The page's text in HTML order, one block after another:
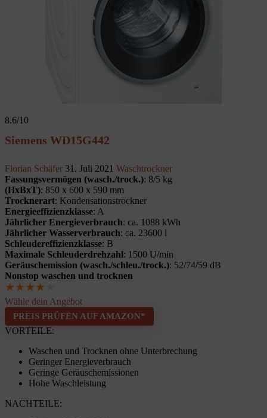
8.6/10
Siemens WD15G442
Florian Schäfer 31. Juli 2021 Waschtrockner
Fassungsvermögen (wasch./trock.): 8/5 kg
(HxBxT): 850 x 600 x 590 mm
Trocknerart: Kondensationstrockner
Energieeffizienzklasse: A
Jährlicher Energieverbrauch: ca. 1088 kWh
Jährlicher Wasserverbrauch: ca. 23600 l
Schleudereffizienzklasse: B
Maximale Schleuderdrehzahl: 1500 U/min
Geräuschemission (wasch./schleu./trock.): 52/74/59 dB
Nonstop waschen und trocknen
★★★★
Wähle dein Angebot
PREIS PRÜFEN AUF AMAZON*
VORTEILE:
Waschen und Trocknen ohne Unterbrechung
Geringer Energieverbrauch
Geringe Geräuschemissionen
Hohe Waschleistung
NACHTEILE: